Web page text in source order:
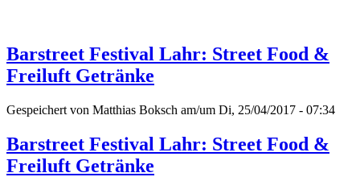
Barstreet Festival Lahr: Street Food &
Freiluft Getränke
Gespeichert von Matthias Boksch am/um Di, 25/04/2017 - 07:34
Barstreet Festival Lahr: Street Food &
Freiluft Getränke